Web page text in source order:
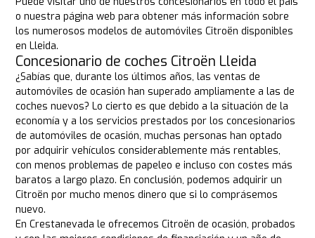
o nuestra página web para obtener más información sobre
los numerosos modelos de automóviles Citroën disponibles
en Lleida.
Concesionario de coches Citroën Lleida
¿Sabías que, durante los últimos años, las ventas de
automóviles de ocasión han superado ampliamente a las de
coches nuevos? Lo cierto es que debido a la situación de la
economía y a los servicios prestados por los concesionarios
de automóviles de ocasión, muchas personas han optado
por adquirir vehículos considerablemente más rentables,
con menos problemas de papeleo e incluso con costes más
baratos a largo plazo. En conclusión, podemos adquirir un
Citroën por mucho menos dinero que si lo comprásemos
nuevo.
En Crestanevada le ofrecemos Citroën de ocasión, probados